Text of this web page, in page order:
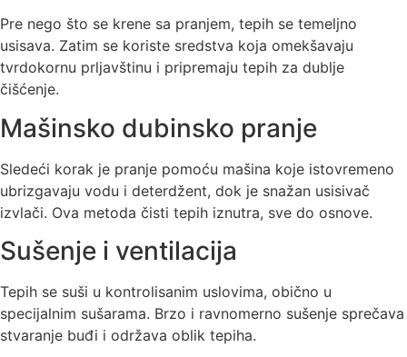
Pre nego što se krene sa pranjem, tepih se temeljno
usisava. Zatim se koriste sredstva koja omekšavaju
tvrdokornu prljavštinu i pripremaju tepih za dublje
čišćenje.
Mašinsko dubinsko pranje
Sledeći korak je pranje pomoću mašina koje istovremeno
ubrizgavaju vodu i deterdžent, dok je snažan usisivač
izvlači. Ova metoda čisti tepih iznutra, sve do osnove.
Sušenje i ventilacija
Tepih se suši u kontrolisanim uslovima, obično u
specijalnim sušarama. Brzo i ravnomerno sušenje sprečava
stvaranje buđi i održava oblik tepiha.